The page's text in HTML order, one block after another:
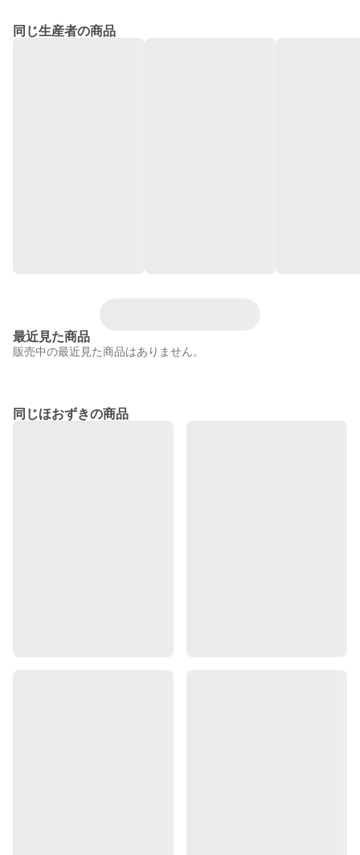
同じ生産者の商品
最近見た商品
販売中の最近見た商品はありません。
同じほおずきの商品